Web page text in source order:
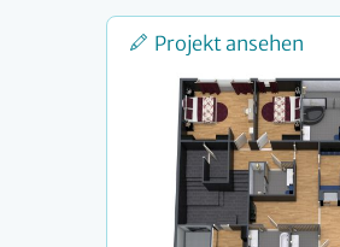
Projekt ansehen